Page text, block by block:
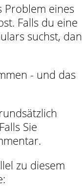
Problem eines
Falls du eine
suchst,
- und das
Sie
zu diesem